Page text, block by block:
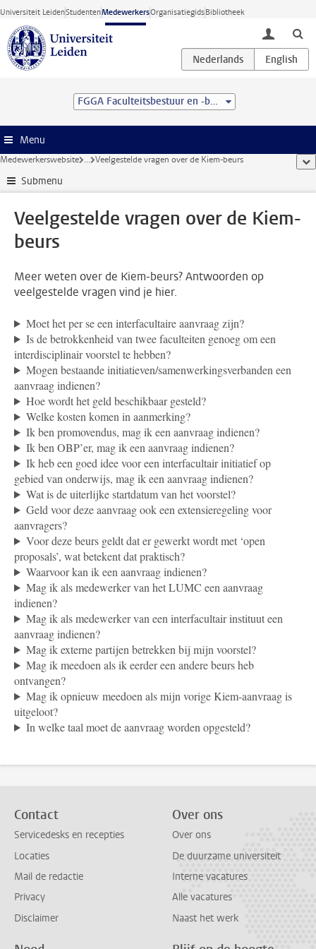
Ga direct naar de inhoud
Universiteit LeidenStudentenMedewerkersOrganisatiegidsBibliotheek
toggle
FGGA Faculteitsbestuur en -bureau
Menu
Medewerkerswebsite ... Veelgestelde vragen over de Kiem-beurs
Submenu
Veelgestelde vragen over de Kiem-
beurs
Meer weten over de Kiem-beurs? Antwoorden op
veelgestelde vragen vind je hier.
Moet het per se een interfacultaire aanvraag zijn?
Is de betrokkenheid van twee faculteiten genoeg om een
interdisciplinair voorstel te hebben?
Mogen bestaande initiatieven/samenwerkingsverbanden een
aanvraag indienen?
Hoe wordt het geld beschikbaar gesteld?
Welke kosten komen in aanmerking?
Ik ben promovendus, mag ik een aanvraag indienen?
Ik ben OBP’er, mag ik een aanvraag indienen?
Ik heb een goed idee voor een interfacultair initiatief op
gebied van onderwijs, mag ik een aanvraag indienen?
Wat is de uiterlijke startdatum van het voorstel?
Geld voor deze aanvraag ook een extensieregeling voor
aanvragers?
Voor deze beurs geldt dat er gewerkt wordt met ‘open
proposals’, wat betekent dat praktisch?
Waarvoor kan ik een aanvraag indienen?
Mag ik als medewerker van het LUMC een aanvraag
indienen?
Mag ik als medewerker van een interfacultair instituut een
aanvraag indienen?
Mag ik externe partijen betrekken bij mijn voorstel?
Mag ik meedoen als ik eerder een andere beurs heb
ontvangen?
Mag ik opnieuw meedoen als mijn vorige Kiem-aanvraag is
uitgeloot?
In welke taal moet de aanvraag worden opgesteld?
Contact
Servicedesks en recepties
Locaties
Mail de redactie
Privacy
Disclaimer
Over ons
Over ons
De duurzame universiteit
Interne vacatures
Alle vacatures
Naast het werk